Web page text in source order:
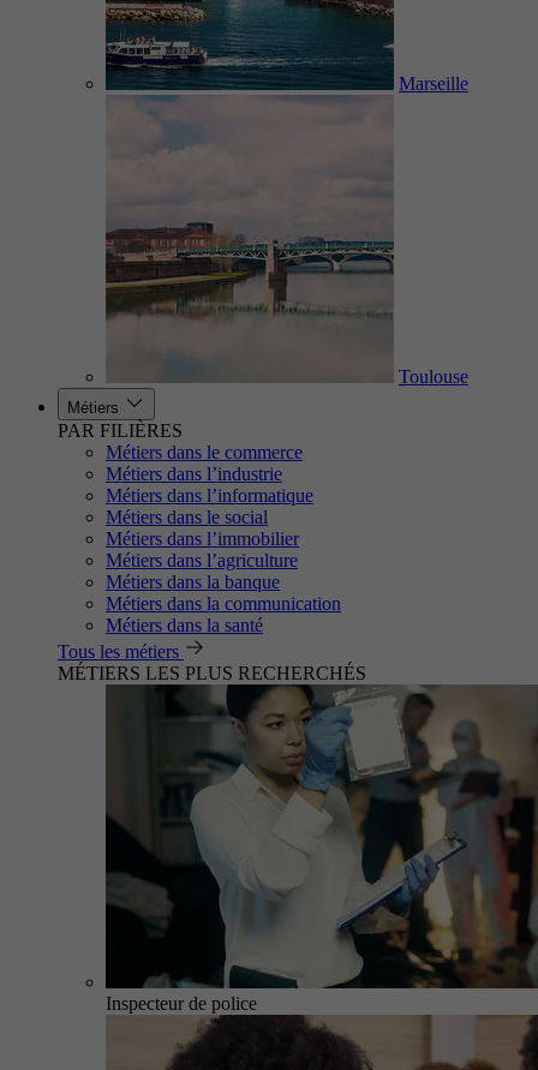
Marseille
Toulouse
Métiers
PAR FILIÈRES
Métiers dans le commerce
Métiers dans l’industrie
Métiers dans l’informatique
Métiers dans le social
Métiers dans l’immobilier
Métiers dans l’agriculture
Métiers dans la banque
Métiers dans la communication
Métiers dans la santé
Tous les métiers
MÉTIERS LES PLUS RECHERCHÉS
Inspecteur de police